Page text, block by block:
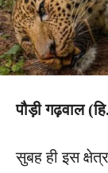
पौड़ी गढ़वाल
सुबह ही इस